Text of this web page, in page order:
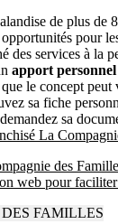
de plus de
pour
des services à la
apport personnel
le concept peut
sa fiche
sa
La
des
web pour faciliter